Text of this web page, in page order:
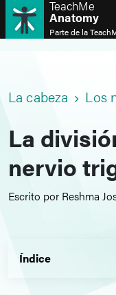
TeachMe
Anatomy
Parte de la
La cabeza Los
La
nervio
Escrito por Reshma
Índice